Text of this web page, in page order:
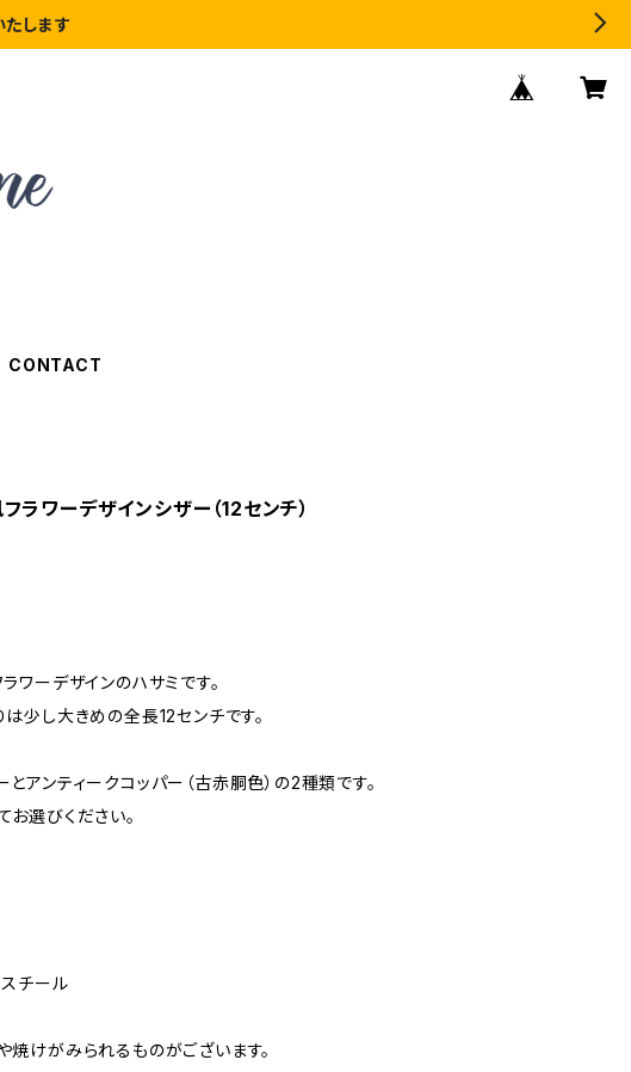
します
CONTACT
ラワーデザインシザー（12センチ）
ワーデザインのハサミです。
少し大きめの全長12センチです。
アンティークコッパー（古赤胴色）の2種類です。
選びください。
チール
焼けがみられるものがございます。